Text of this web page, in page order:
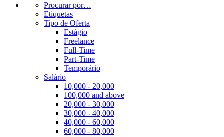
Procurar por…
Etiquetas
Tipo de Oferta
Estágio
Freelance
Full-Time
Part-Time
Temporário
Salário
10,000 - 20,000
100,000 and above
20,000 - 30,000
30,000 - 40,000
40,000 - 60,000
60,000 - 80,000